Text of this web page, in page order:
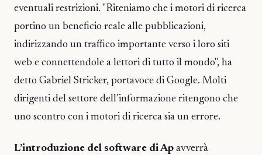
eventuali restrizioni. "Riteniamo che i motori di ricerca
portino un beneficio reale alle pubblicazioni,
indirizzando un traffico importante verso i loro siti
web e connettendole a lettori di tutto il mondo", ha
detto Gabriel Stricker, portavoce di Google. Molti
dirigenti del settore dell’informazione ritengono che
uno scontro con i motori di ricerca sia un errore.
L’introduzione del software di Ap avverrà